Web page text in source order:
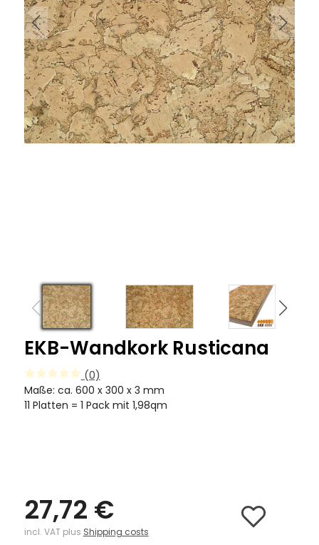
EKB-Wandkork Rusticana
(0)
Maße: ca. 600 x 300 x 3 mm
11 Platten = 1 Pack mit 1,98qm
27,72 €
incl. VAT plus Shipping costs